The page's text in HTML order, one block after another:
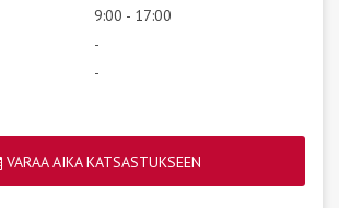
9:00 - 17:00
-
-
VARAA AIKA KATSASTUKSEEN